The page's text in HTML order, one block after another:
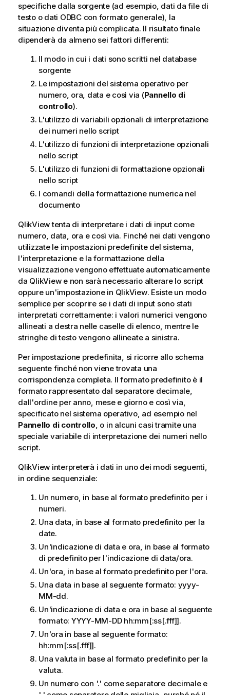
specifiche dalla sorgente (ad esempio, dati da file di
testo o dati ODBCcon formato generale), la
situazione diventa più complicata. Il risultato finale
dipenderà da almeno sei fattori differenti:
Il modo in cui i dati sono scritti nel database
sorgente
Le impostazioni del sistema operativo per
numero, ora, data e così via (Pannello di
controllo).
L'utilizzo di variabili opzionali di interpretazione
dei numeri nello script
L'utilizzo di funzioni di interpretazione opzionali
nello script
L'utilizzo di funzioni di formattazione opzionali
nello script
I comandi della formattazione numerica nel
documento
QlikViewtenta di interpretare i dati di input come
numero, data, ora e così via. Finché nei dati vengono
utilizzate le impostazioni predefinite del sistema,
l'interpretazione e la formattazione della
visualizzazione vengono effettuate automaticamente
da QlikViewe non sarà necessario alterare lo script
oppure un'impostazione in QlikView. Esiste un modo
semplice per scoprire se i dati di input sono stati
interpretati correttamente: i valori numerici vengono
allineati a destra nelle caselle di elenco, mentre le
stringhe di testo vengono allineate a sinistra.
Per impostazione predefinita, si ricorre allo schema
seguente finché non viene trovata una
corrispondenza completa. Il formato predefinito è il
formato rappresentato dal separatore decimale,
dall'ordine per anno, mese e giorno e così via,
specificato nel sistema operativo, ad esempio nel
Pannello di controllo, o in alcuni casi tramite una
speciale variabile di interpretazione dei numeri nello
script.
QlikView interpreterà i dati in uno dei modi seguenti,
in ordine sequenziale:
Un numero, in base al formato predefinito per i
numeri.
Una data, in base al formato predefinito per la
date.
Un'indicazione di data e ora, in base al formato
di predefinito per l'indicazione di data/ora.
Un'ora, in base al formato predefinito per l'ora.
Una data in base al seguente formato: yyyy-
MM-dd.
Un'indicazione di data e ora in base al seguente
formato: YYYY-MM-DD hh:mm[:ss[.fff]].
Un'ora in base al seguente formato:
hh:mm[:ss[.fff]].
Una valuta in base al formato predefinito per la
valuta.
Un numero con '.' come separatore decimale e